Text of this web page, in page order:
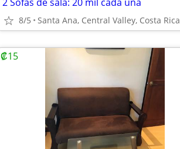
8/5 Santa Ana, Central Valley, Costa Rica
₡15